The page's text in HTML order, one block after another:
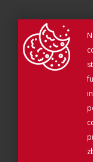
© Muzeum